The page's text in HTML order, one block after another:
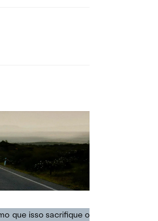
que isso sacrifique o